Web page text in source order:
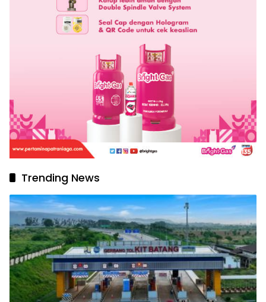
Trending News